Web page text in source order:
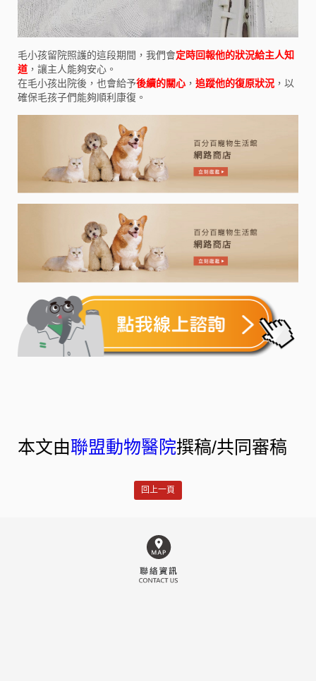
毛小孩留院照護的這段期間，我們會定時回報他的狀況給主人知
道 ，讓主人能夠安心。
在毛小孩出院後，也會給予後續的關心 ， 追蹤他的復原狀況 ，以
確保毛孩子們能夠順利康復。
本文由聯盟動物醫院撰稿/共同審稿
回上一頁